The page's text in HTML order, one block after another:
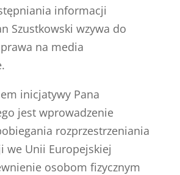
informacji
Szustkowski wzywa do
na media
inicjatywy Pana
jest wprowadzenie
rozprzestrzeniania
we Unii Europejskiej
osobom fizycznym